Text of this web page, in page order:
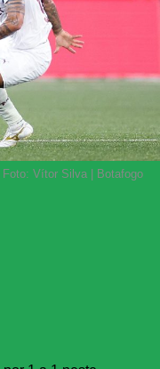
Foto: Vítor Silva | Botafogo